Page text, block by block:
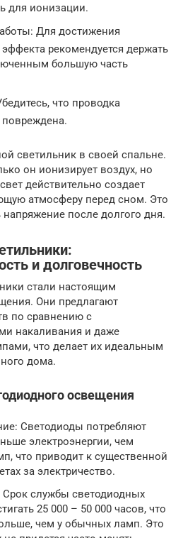
для ионизации.
Для достижения
рекомендуется держать
большую часть
что проводка
повреждена.
светильник в своей спальне.
он ионизирует воздух, но
действительно создает
атмосферу перед сном. Это
после долгого дня.
и долговечность
стали настоящим
Они предлагают
по сравнению с
накаливания и даже
что делает их идеальным
дома.
освещения
Светодиоды потребляют
электроэнергии, чем
что приводит к существенной
за электричество.
Срок службы светодиодных
25 000 – 50 000 часов, что
чем у обычных ламп. Это